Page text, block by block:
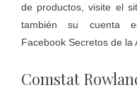
de productos, visite el
también su cuenta
Facebook Secretos de la
Comstat